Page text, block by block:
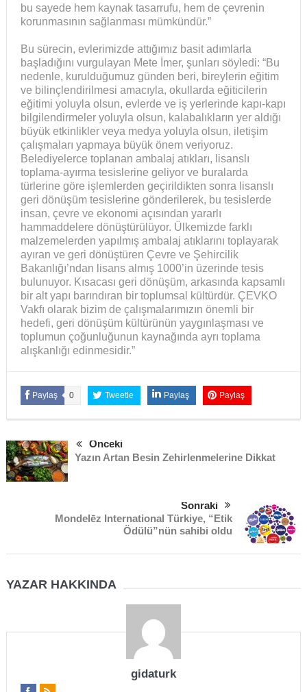
bu sayede hem kaynak tasarrufu, hem de çevrenin
korunmasının sağlanması mümkündür.”
Bu sürecin, evlerimizde attığımız basit adımlarla
başladığını vurgulayan Mete İmer, şunları söyledi: “Bu
nedenle, kurulduğumuz günden beri, bireylerin eğitim
ve bilinçlendirilmesi amacıyla, okullarda eğiticilerin
eğitimi yoluyla olsun, evlerde ve iş yerlerinde kapı-kapı
bilgilendirmeler yoluyla olsun, kalabalıkların yer aldığı
büyük etkinlikler veya medya yoluyla olsun, iletişim
çalışmaları yapmaya büyük önem veriyoruz.
Belediyelerce toplanan ambalaj atıkları, lisanslı
toplama-ayırma tesislerine geliyor ve buralarda
türlerine göre işlemlerden geçirildikten sonra lisanslı
geri dönüşüm tesislerine gönderilerek, bu tesislerde
insan, çevre ve ekonomi açısından yararlı
hammaddelere dönüştürülüyor. Ülkemizde farklı
malzemelerden yapılmış ambalaj atıklarını toplayarak
ayıran ve geri dönüştüren Çevre ve Şehircilik
Bakanlığı’ndan lisans almış 1000’in üzerinde tesis
bulunuyor. Kısacası geri dönüşüm, arkasında kapsamlı
bir alt yapı barındıran bir toplumsal kültürdür. ÇEVKO
Vakfı olarak bizim de çalışmalarımızın önemli bir
hedefi, geri dönüşüm kültürünün yaygınlaşması ve
toplumun çoğunluğunun kaynağında ayrı toplama
alışkanlığı edinmesidir.”
Paylaş 0 Tweetle Paylaş Paylaş
Önceki
Yazın Artan Besin Zehirlenmelerine Dikkat
Sonraki
Mondelēz International Türkiye, “Etik
Ödülü”nün sahibi oldu
YAZAR HAKKINDA
gidaturk